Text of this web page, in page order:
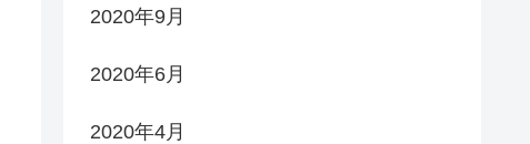
2020年9月
2020年6月
2020年4月